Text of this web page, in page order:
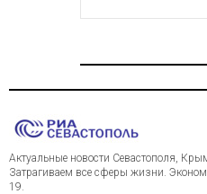
Актуальные новости Севастополя,
Затрагиваем все сферы жизни.
19.